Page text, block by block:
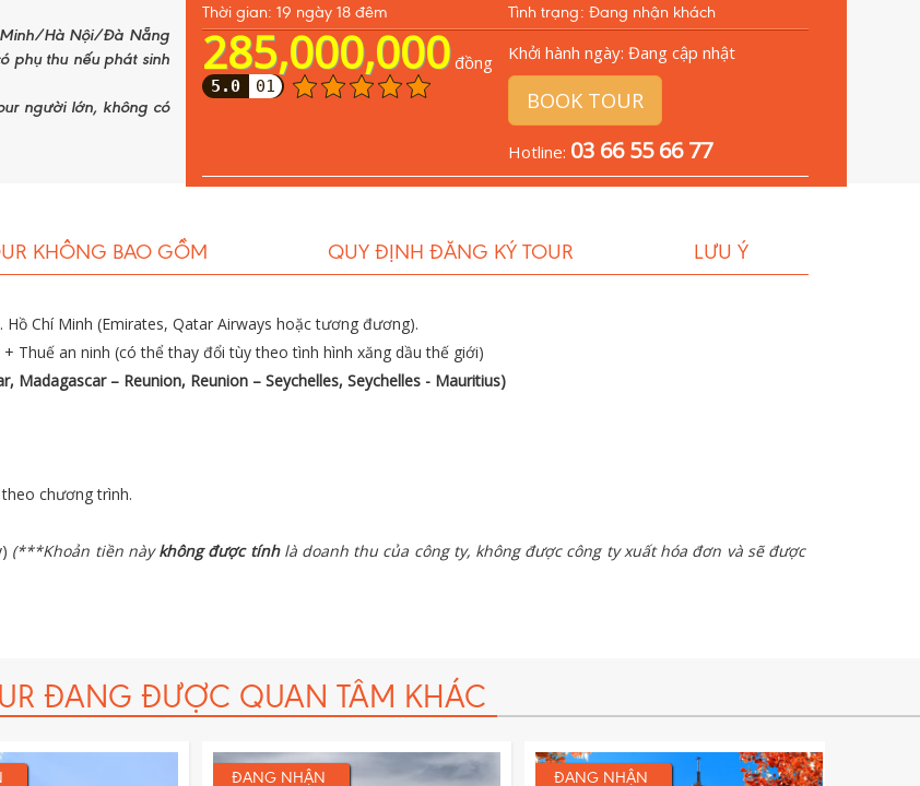
Minh/Hà Nội/Đà Nẵng
phụ thu nếu phát sinh
người lớn, không có
Thời gian: 19 ngày 18 đêm Tình trạng: Đang nhận khách
285,000,000đồng
5.0 01
Khởi hành ngày: Đang cập nhật
BOOK TOUR
Hotline: 03 66 55 66 77
KHÔNG BAO GỒM QUY ĐỊNH ĐĂNG KÝ TOUR LƯU Ý
Chí Minh (Emirates, Qatar Airways hoặc tương đương).
Thuế an ninh (có thể thay đổi tùy theo tình hình xăng dầu thế giới)
Madagascar – Reunion, Reunion – Seychelles, Seychelles - Mauritius)
chương trình.
(***Khoản tiền nàykhông được tínhlà doanh thu của công ty, không được công ty xuất hóa đơn và sẽ được
ĐANG ĐƯỢC QUAN TÂM KHÁC
ĐANG NHẬN
ĐANG NHẬN